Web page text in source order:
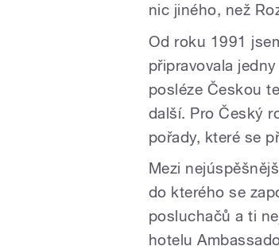
nic jiného, než
Od roku 1991
připravovala
posléze Českou
další. Pro Český
pořady, které se
Mezi
do kterého se
posluchačů a ti
hotelu